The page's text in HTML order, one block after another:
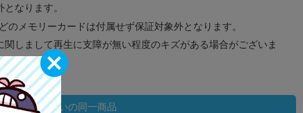
なります。
のメモリーカードは付属せず保証対象外となります。
しまして再生に支障が無い程度のキズがある場合がございま
状態違いの同一商品